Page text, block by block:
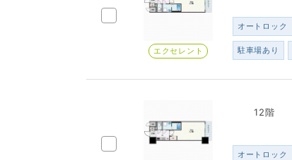
エクセレント
オートロック
駐車場あり
12階
オートロック